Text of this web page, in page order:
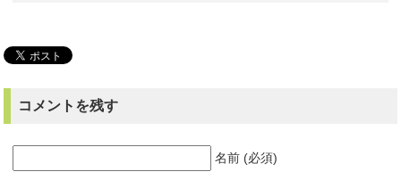
コメントを残す
名前 (必須)